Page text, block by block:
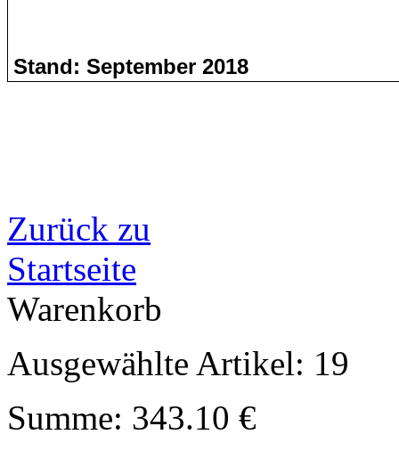
Stand: September 2018
Zurück zu
Startseite
Warenkorb
Ausgewählte Artikel: 19
Summe: 343.10 €